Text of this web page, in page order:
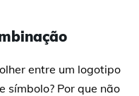
entre um logotipo
símbolo? Por que não